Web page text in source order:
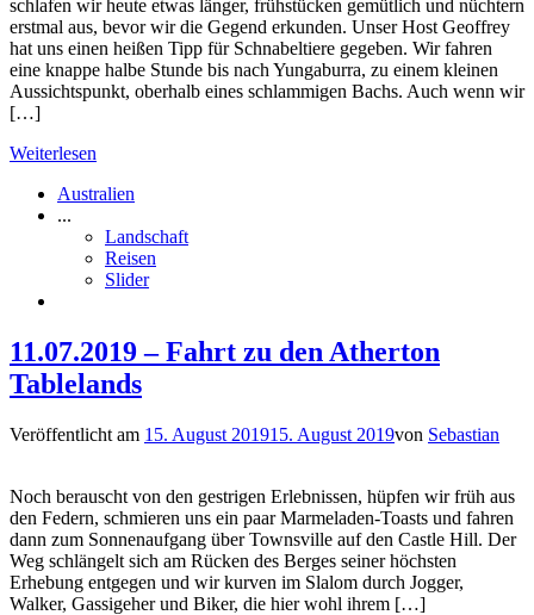
schlafen wir heute etwas länger, frühstücken gemütlich und nüchtern
erstmal aus, bevor wir die Gegend erkunden. Unser Host Geoffrey
hat uns einen heißen Tipp für Schnabeltiere gegeben. Wir fahren
eine knappe halbe Stunde bis nach Yungaburra, zu einem kleinen
Aussichtspunkt, oberhalb eines schlammigen Bachs. Auch wenn wir
[…]
Weiterlesen
Australien
...
Landschaft
Reisen
Slider
11.07.2019 – Fahrt zu den Atherton
Tablelands
Veröffentlicht am 15. August 201915. August 2019von Sebastian
Noch berauscht von den gestrigen Erlebnissen, hüpfen wir früh aus
den Federn, schmieren uns ein paar Marmeladen-Toasts und fahren
dann zum Sonnenaufgang über Townsville auf den Castle Hill. Der
Weg schlängelt sich am Rücken des Berges seiner höchsten
Erhebung entgegen und wir kurven im Slalom durch Jogger,
Walker, Gassigeher und Biker, die hier wohl ihrem […]